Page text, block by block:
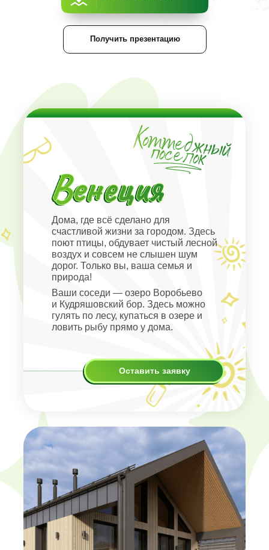
Получить презентацию
Оставить заявку
Дома, где всё сделано для
счастливой жизни за городом. Здесь
поют птицы, обдувает чистый лесной
воздух и совсем не слышен шум
дорог. Только вы, ваша семья и
природа!
Ваши соседи — озеро Воробьево
и Кудряшовский бор. Здесь можно
гулять по лесу, купаться в озере и
ловить рыбу прямо у дома.